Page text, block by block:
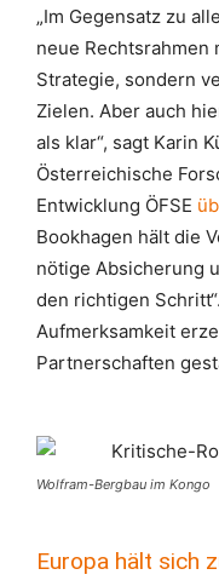
„Im Gegensatz zu
neue Rechtsrahmen
Strategie, sondern
Zielen. Aber auch
als klar“, sagt Karin
Österreichische
Entwicklung ÖFSE
Bookhagen hält die
nötige Absicherung
den richtigen
Aufmerksamkeit
Partnerschaften
Wolfram-Bergbau im Kongo
Europa hält sich